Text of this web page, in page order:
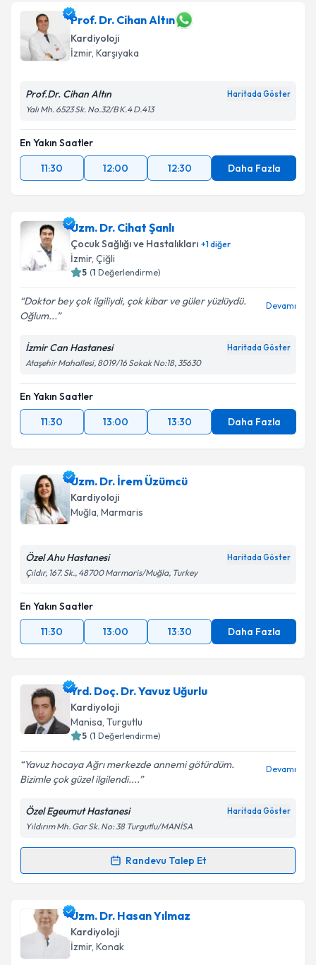
Prof. Dr. Cihan Altın
Kardiyoloji
İzmir, Karşıyaka
Prof.Dr. Cihan Altın Haritada Göster
Yalı Mh. 6523 Sk. No.32/B K.4 D.413
En Yakın Saatler
11:30
12:00 12:30 Daha Fazla
Uzm. Dr. Cihat Şanlı
Çocuk Sağlığı ve Hastalıkları +1diğer
İzmir, Çiğli
5 (1 Değerlendirme)
Doktor bey çok ilgiliydi, çok kibar ve güler yüzlüydü.
Oğlum...
Devamı
İzmir Can Hastanesi Haritada Göster
Ataşehir Mahallesi, 8019/16 Sokak No:18, 35630
En Yakın Saatler
11:30
13:00 13:30 Daha Fazla
Uzm. Dr. İrem Üzümcü
Kardiyoloji
Muğla, Marmaris
Özel Ahu Hastanesi Haritada Göster
Çıldır, 167. Sk., 48700 Marmaris/Muğla, Turkey
En Yakın Saatler
11:30
13:00 13:30 Daha Fazla
Yrd. Doç. Dr. Yavuz Uğurlu
Kardiyoloji
Manisa, Turgutlu
5 (1 Değerlendirme)
Yavuz hocaya Ağrı merkezde annemi götürdüm.
Bizimle çok güzel ilgilendi....
Devamı
Özel Egeumut Hastanesi Haritada Göster
Yıldırım Mh. Gar Sk. No: 38 Turgutlu/MANİSA
Randevu Talep Et
Randevu Takvimi Talebi
Yrd. Doç. Dr. Yavuz Uğurluiçin randevu takvimi
talebi oluşturun. Size bu uzmandan randevu almanız
için bir takvim hazırlandığında e-posta ile
bilgilendireceğiz.
Uzm. Dr. Hasan Yılmaz
Kardiyoloji
İzmir, Konak